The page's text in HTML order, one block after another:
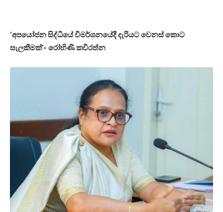
‘අපයෝජන සිද්ධියේ විමර්ශනයේදී දැරියට වෙනස් කොට
සැලකීමක්’- රෝහිණි කවිරත්න